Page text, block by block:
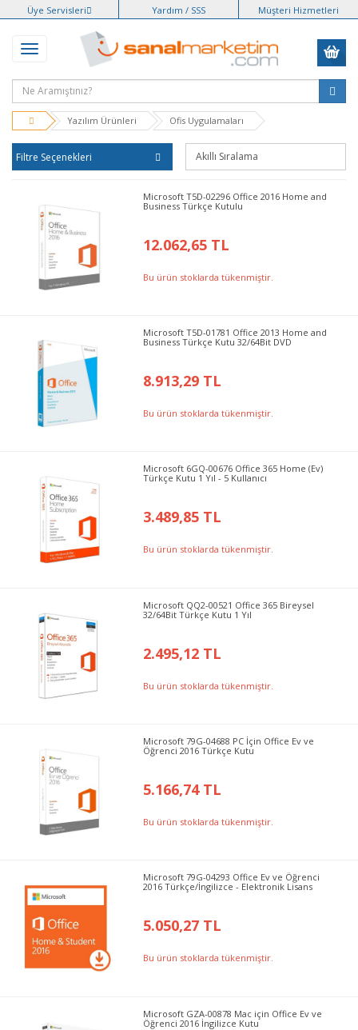
Üye Servisleri Yardım / SSS Müşteri Hizmetleri
Yazılım Ürünleri Ofis Uygulamaları
Filtre Seçenekleri
Microsoft T5D-02296 Office 2016 Home and
Business Türkçe Kutulu
12.062,65 TL
Bu ürün stoklarda tükenmiştir.
Microsoft T5D-01781 Office 2013 Home and
Business Türkçe Kutu 32/64Bit DVD
8.913,29 TL
Bu ürün stoklarda tükenmiştir.
Microsoft 6GQ-00676 Office 365 Home (Ev)
Türkçe Kutu 1 Yıl - 5 Kullanıcı
3.489,85 TL
Bu ürün stoklarda tükenmiştir.
Microsoft QQ2-00521 Office 365 Bireysel
32/64Bit Türkçe Kutu 1 Yıl
2.495,12 TL
Bu ürün stoklarda tükenmiştir.
Microsoft 79G-04688 PC İçin Office Ev ve
Öğrenci 2016 Türkçe Kutu
5.166,74 TL
Bu ürün stoklarda tükenmiştir.
Microsoft 79G-04293 Office Ev ve Öğrenci
2016 Türkçe/İngilizce - Elektronik Lisans
5.050,27 TL
Bu ürün stoklarda tükenmiştir.
Microsoft GZA-00878 Mac için Office Ev ve
Öğrenci 2016 İngilizce Kutu